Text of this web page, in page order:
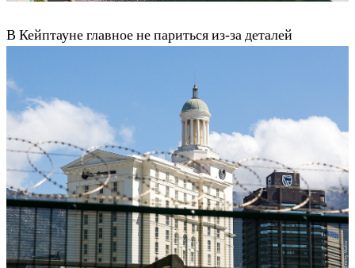
В Кейптауне главное не париться из-за деталей